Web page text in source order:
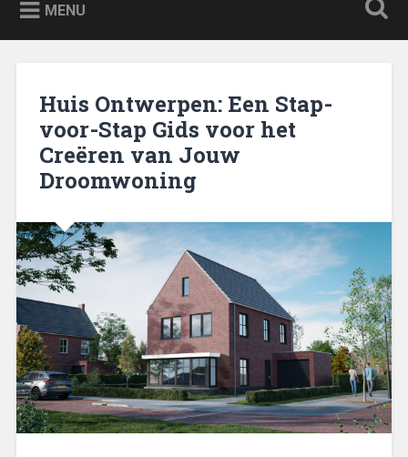
MENU
Huis Ontwerpen: Een Stap-
voor-Stap Gids voor het
Creëren van Jouw
Droomwoning